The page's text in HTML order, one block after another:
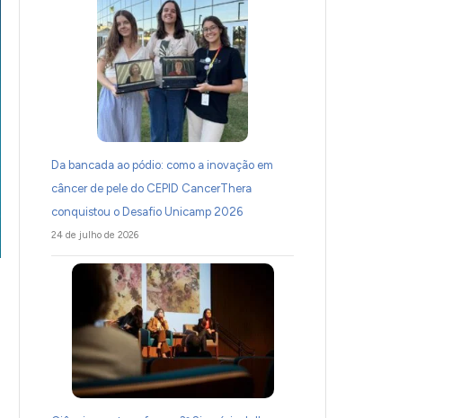
Da bancada ao pódio: como a inovação em
câncer de pele do CEPID CancerThera
conquistou o Desafio Unicamp 2026
24 de julho de 2026